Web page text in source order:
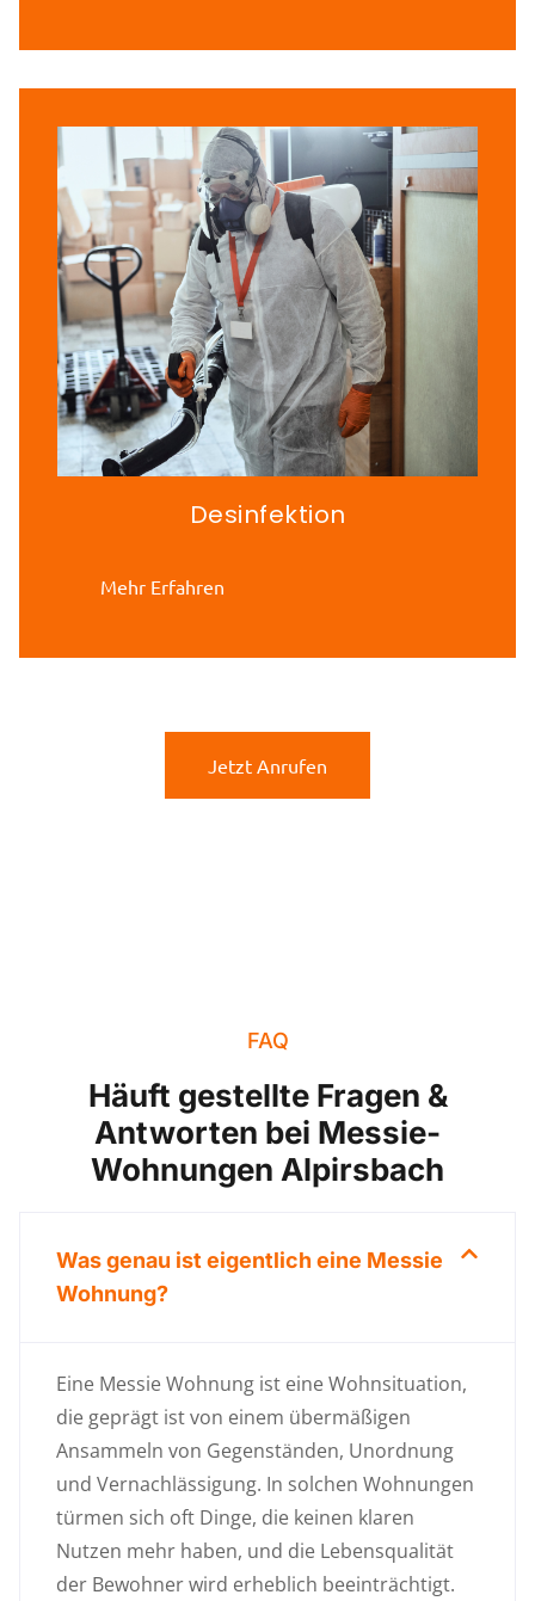
Desinfektion
Mehr Erfahren
Jetzt Anrufen
FAQ
Häuft gestellte Fragen &
Antworten bei Messie-
Wohnungen Alpirsbach
Was genau ist eigentlich eine Messie
Wohnung?
Eine Messie Wohnung ist eine Wohnsituation,
die geprägt ist von einem übermäßigen
Ansammeln von Gegenständen, Unordnung
und Vernachlässigung. In solchen Wohnungen
türmen sich oft Dinge, die keinen klaren
Nutzen mehr haben, und die Lebensqualität
der Bewohner wird erheblich beeinträchtigt.